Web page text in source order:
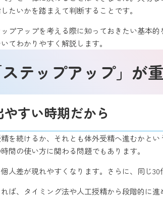
たいかを踏まえて判断することです。
プアップを考える際に知っておきたい基本的
てわかりやすく解説します。
テップアップ」が
すい時期だから
を続けるか、それとも体外受精へ進むかと
間の使い方に関わる問題でもあります。
人差が現れやすくなります。さらに、同じ30
ば、タイミング法や人工授精から段階的に